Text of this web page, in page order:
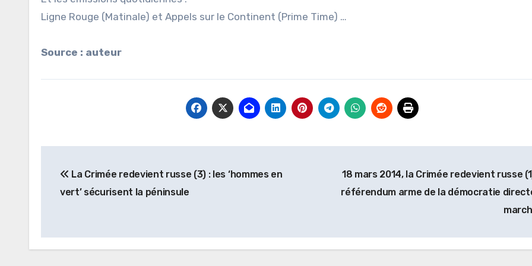
Ligne Rouge (Matinale) et Appels sur le Continent (Prime Time) …
Source : auteur
de
La Crimée redevient russe (3) : les ‘hommes en
vert’ sécurisent la péninsule
18 mars 2014, la Crimée redevient russe
référendum arme de la démocratie